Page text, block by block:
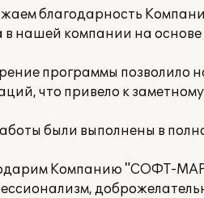
благодарность
в нашей компании на
программы позволило
что привело к
были выполнены в
Компанию "СОФТ-